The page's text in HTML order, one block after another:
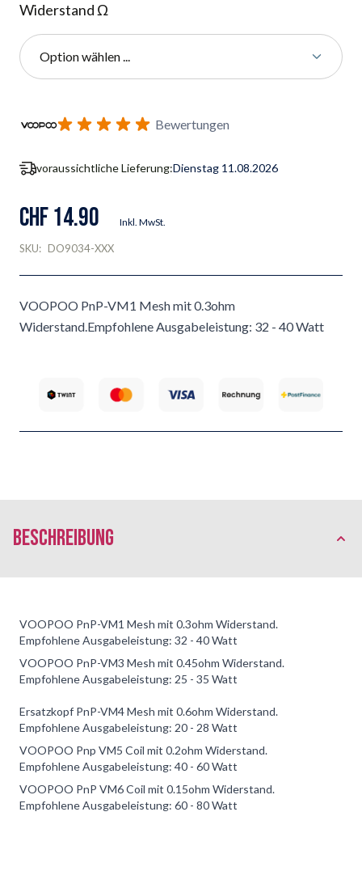
Widerstand Ω
Option wählen ...
Benachrichtigungsformular für Wiederverfügbarkeit
Bewertungen
voraussichtliche Lieferung:Dienstag 11.08.2026
CHF 14.90 Inkl. MwSt.
SKU: DO9034-XXX
VOOPOO PnP-VM1 Mesh mit 0.3ohm
Widerstand.Empfohlene Ausgabeleistung: 32 - 40 Watt
Beschreibung
VOOPOO PnP-VM1 Mesh mit 0.3ohm Widerstand.
Empfohlene Ausgabeleistung: 32 - 40 Watt
VOOPOO PnP-VM3 Mesh mit 0.45ohm Widerstand.
Empfohlene Ausgabeleistung: 25 - 35 Watt
Ersatzkopf PnP-VM4 Mesh mit 0.6ohm Widerstand.
Empfohlene Ausgabeleistung: 20 - 28 Watt
VOOPOO Pnp VM5 Coil mit 0.2ohm Widerstand.
Empfohlene Ausgabeleistung: 40 - 60 Watt
VOOPOO PnP VM6 Coil mit 0.15ohm Widerstand.
Empfohlene Ausgabeleistung: 60 - 80 Watt